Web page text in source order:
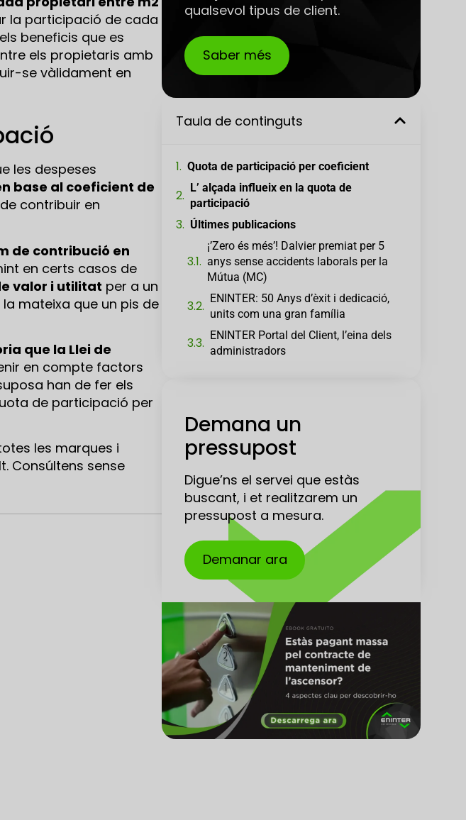
la participació de cada
beneficis que es
els propietaris amb
se vàlidament en
les despeses
base al coeficient de
contribuir en
de contribució en
en certs casos de
valor i utilitat per a un
mateixa que un pis de
que la Llei de
en compte factors
han de fer els
de participació per
les marques i
Consúltens sense
qualsevol tipus de client.
Saber més
Taula de continguts
Quota de participació per coeficient
L’ alçada influeix en la quota de
participació
Últimes publicacions
¡’Zero és més’! Dalvier premiat per 5
anys sense accidents laborals per la
Mútua (MC)
ENINTER: 50 Anys d’èxit i dedicació,
units com una gran família
ENINTER Portal del Client, l’eina dels
administradors
Demana un
pressupost
Digue’ns el servei que estàs
buscant, i et realitzarem un
pressupost a mesura.
Demanar ara